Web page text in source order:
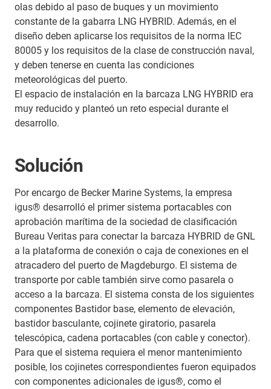
olas debido al paso de buques y un movimiento
constante de la gabarra LNG HYBRID. Además, en el
diseño deben aplicarse los requisitos de la norma IEC
80005 y los requisitos de la clase de construcción naval,
y deben tenerse en cuenta las condiciones
meteorológicas del puerto.
El espacio de instalación en la barcaza LNG HYBRID era
muy reducido y planteó un reto especial durante el
desarrollo.
Solución
Por encargo de Becker Marine Systems, la empresa
igus® desarrolló el primer sistema portacables con
aprobación marítima de la sociedad de clasificación
Bureau Veritas para conectar la barcaza HYBRID de GNL
a la plataforma de conexión o caja de conexiones en el
atracadero del puerto de Magdeburgo. El sistema de
transporte por cable también sirve como pasarela o
acceso a la barcaza. El sistema consta de los siguientes
componentes Bastidor base, elemento de elevación,
bastidor basculante, cojinete giratorio, pasarela
telescópica, cadena portacables (con cable y conector).
Para que el sistema requiera el menor mantenimiento
posible, los cojinetes correspondientes fueron equipados
con componentes adicionales de igus®, como el